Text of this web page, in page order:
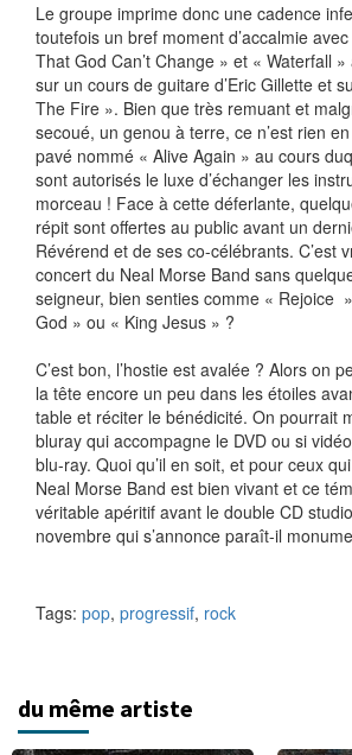
Le groupe imprime donc une cadence
toutefois un bref moment d’accalmie
That God Can’t Change » et « Waterfall
sur un cours de guitare d’Eric Gillette et
The Fire ». Bien que très remuant et
secoué, un genou à terre, ce n’est rien
pavé nommé « Alive Again » au cours
sont autorisés le luxe d’échanger les
morceau ! Face à cette déferlante,
répit sont offertes au public avant un
Révérend et de ses co-célébrants. C’est
concert du Neal Morse Band sans
seigneur, bien senties comme « Rejoice
God » ou « King Jesus » ?
C’est bon, l’hostie est avalée ? Alors on
la tête encore un peu dans les étoiles
table et réciter le bénédicité. On pourrait
bluray qui accompagne le DVD ou si
blu-ray. Quoi qu’il en soit, et pour ceux
Neal Morse Band est bien vivant et ce
véritable apéritif avant le double CD
novembre qui s’annonce paraît-il
Tags: pop, progressif, rock
du même artiste